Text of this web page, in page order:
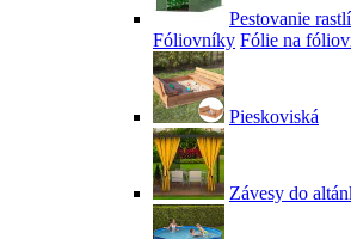
Pestovanie
Fóliovníky Fólie na
Pieskoviská
Závesy do